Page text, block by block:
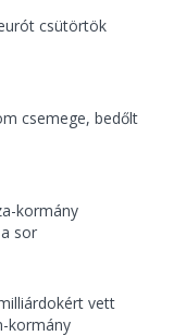
csütörtök
csemege, bedőlt
kormány
sor
vett
kormány